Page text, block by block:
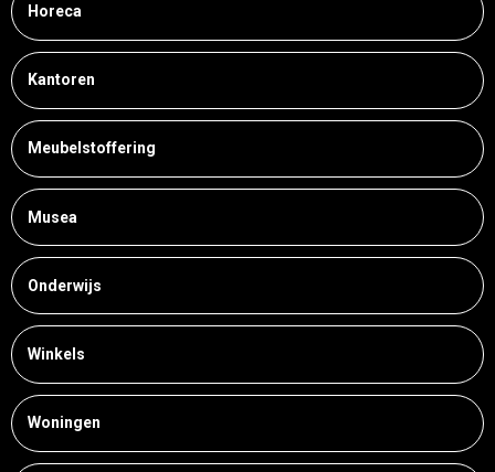
Horeca
Kantoren
Meubelstoffering
Musea
Onderwijs
Winkels
Woningen